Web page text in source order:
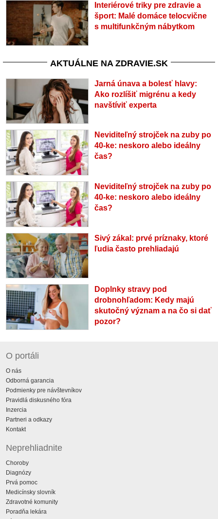
Interiérové triky pre zdravie a
šport: Malé domáce telocvične
s multifunkčným nábytkom
AKTUÁLNE NA ZDRAVIE.SK
Jarná únava a bolesť hlavy:
Ako rozlíšiť migrénu a kedy
navštíviť experta
Neviditeľný strojček na zuby po
40-ke: neskoro alebo ideálny
čas?
Neviditeľný strojček na zuby po
40-ke: neskoro alebo ideálny
čas?
Sivý zákal: prvé príznaky, ktoré
ľudia často prehliadajú
Doplnky stravy pod
drobnohľadom: Kedy majú
skutočný význam a na čo si dať
pozor?
O portáli
O nás
Odborná garancia
Podmienky pre návštevníkov
Pravidlá diskusného fóra
Inzercia
Partneri a odkazy
Kontakt
Neprehliadnite
Choroby
Diagnózy
Prvá pomoc
Medicínsky slovník
Zdravotné komunity
Poradňa lekára